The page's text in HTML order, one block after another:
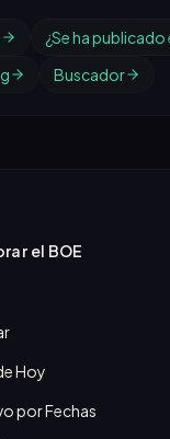
¿Se ha publicado
Buscador
el BOE
Hoy
por Fechas